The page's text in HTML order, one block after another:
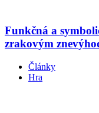
Funkčná a
zrakovým
Články
Hra